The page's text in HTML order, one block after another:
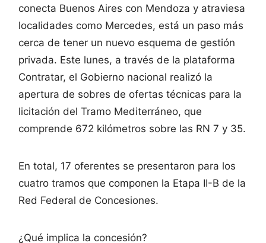
conecta Buenos Aires con Mendoza y atraviesa
localidades como Mercedes, está un paso más
cerca de tener un nuevo esquema de gestión
privada. Este lunes, a través de la plataforma
Contratar, el Gobierno nacional realizó la
apertura de sobres de ofertas técnicas para la
licitación del Tramo Mediterráneo, que
comprende 672 kilómetros sobre las RN 7 y 35.
En total, 17 oferentes se presentaron para los
cuatro tramos que componen la Etapa II-B de la
Red Federal de Concesiones.
¿Qué implica la concesión?